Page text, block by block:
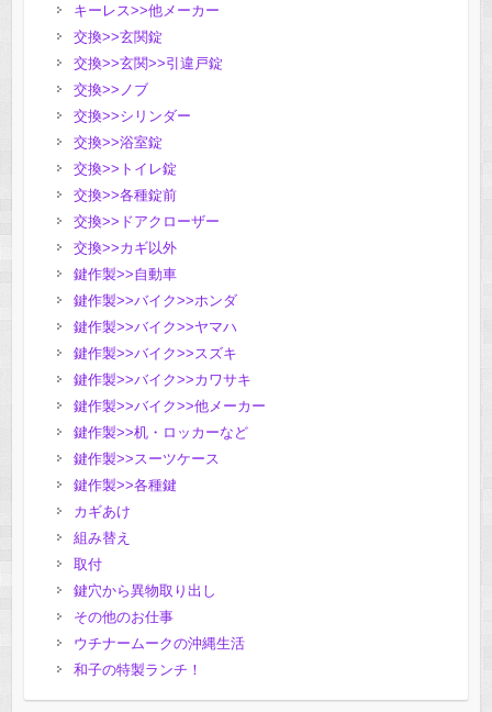
キーレス>>他メーカー
交換>>玄関錠
交換>>玄関>>引違戸錠
交換>>ノブ
交換>>シリンダー
交換>>浴室錠
交換>>トイレ錠
交換>>各種錠前
交換>>ドアクローザー
交換>>カギ以外
鍵作製>>自動車
鍵作製>>バイク>>ホンダ
鍵作製>>バイク>>ヤマハ
鍵作製>>バイク>>スズキ
鍵作製>>バイク>>カワサキ
鍵作製>>バイク>>他メーカー
鍵作製>>机・ロッカーなど
鍵作製>>スーツケース
鍵作製>>各種鍵
カギあけ
組み替え
取付
鍵穴から異物取り出し
その他のお仕事
ウチナームークの沖縄生活
和子の特製ランチ！